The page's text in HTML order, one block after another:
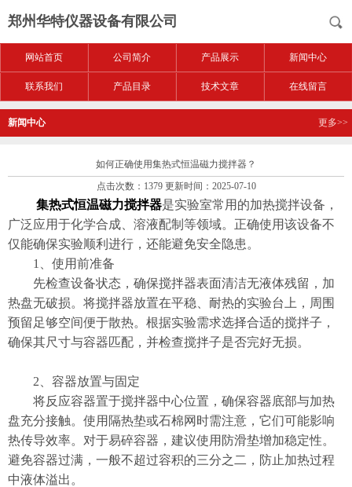
郑州华特仪器设备有限公司
网站首页 公司简介 产品展示 新闻中心
联系我们 产品目录 技术文章 在线留言
新闻中心 更多>>
如何正确使用集热式恒温磁力搅拌器？
点击次数：1379 更新时间：2025-07-10
集热式恒温磁力搅拌器是实验室常用的加热搅拌设备，
广泛应用于化学合成、溶液配制等领域。正确使用该设备不
仅能确保实验顺利进行，还能避免安全隐患。
​​1、使用前准备​​
先检查设备状态，确保搅拌器表面清洁无液体残留，加
热盘无破损。将搅拌器放置在平稳、耐热的实验台上，周围
预留足够空间便于散热。根据实验需求选择合适的搅拌子，
确保其尺寸与容器匹配，并检查搅拌子是否完好无损。
2、​​容器放置与固定​​
将反应容器置于搅拌器中心位置，确保容器底部与加热
盘充分接触。使用隔热垫或石棉网时需注意，它们可能影响
热传导效率。对于易碎容器，建议使用防滑垫增加稳定性。
避免容器过满，一般不超过容积的三分之二，防止加热过程
中液体溢出。